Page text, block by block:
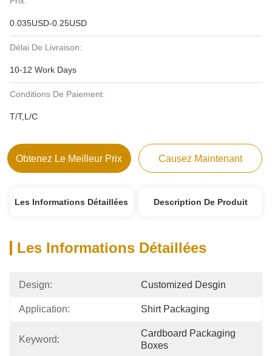
0.035USD-0.25USD
Délai De Livraison:
10-12 Work Days
Conditions De Paiement:
T/T,L/C
Obtenez Le Meilleur Prix Causez Maintenant
Les Informations Détaillées Description De Produit
Les Informations Détaillées
Design: Customized Desgin
Application: Shirt Packaging
Keyword:
Cardboard Packaging
Boxes